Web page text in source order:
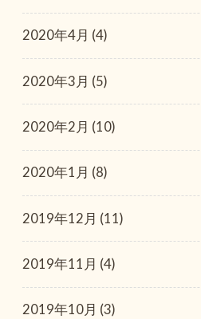
2020年4月 (4)
2020年3月 (5)
2020年2月 (10)
2020年1月 (8)
2019年12月 (11)
2019年11月 (4)
2019年10月 (3)